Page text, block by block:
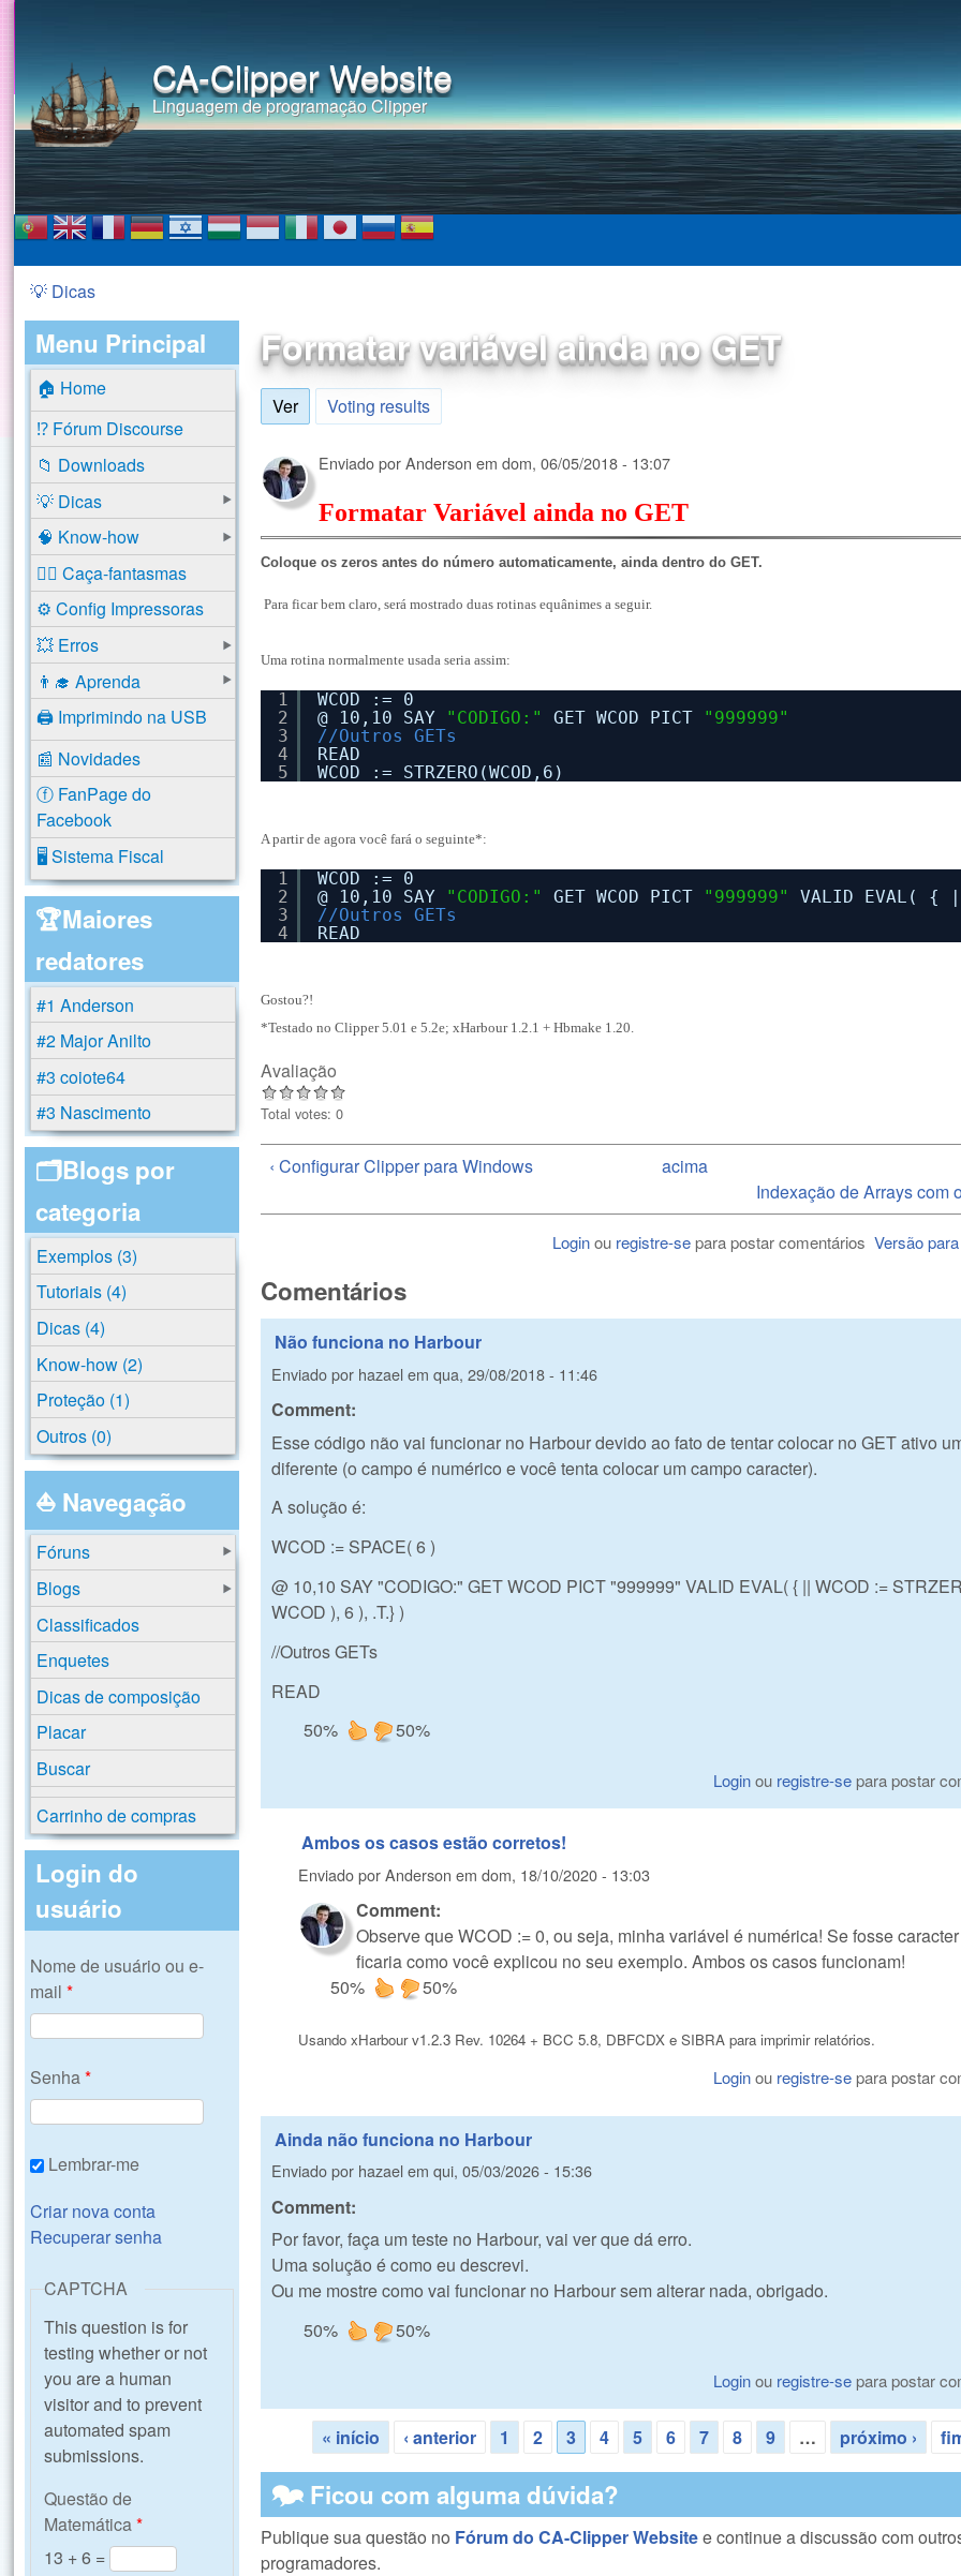
CA-Clipper Website
Linguagem de programação Clipper
Você está aqui
💡 Dicas
Formatar variável ainda no GET
Ver(aba ativa)
Voting results
Enviado porAnderson emdom, 06/05/2018 - 13:07
Formatar Variável ainda no GET
Coloque os zeros antes do número automaticamente, ainda dentro do GET.
Para ficar bem claro, será mostrado duas rotinas equânimes a seguir.
Uma rotina normalmente usada seria assim:
1
2
3
4
5
WCOD := 0
@ 10,10 SAY "CODIGO:" GET WCOD PICT "999999"
//Outros GETs
READ
WCOD := STRZERO(WCOD,6)
A partir de agora você fará o seguinte*:
1
2
3
4
WCOD := 0
@ 10,10 SAY "CODIGO:" GET WCOD PICT "999999"
VALID EVAL( {
//Outros GETs
READ
Gostou?!
*Testado no Clipper 5.01 e 5.2e; xHarbour 1.2.1 + Hbmake 1.20.
Avaliação
Total votes: 0
‹ Configurar Clipper para Windows
acima
Indexação de Arrays com
Versão
Loginou registre-separa postar comentários
Comentários
Não funciona no Harbour
Enviado por hazaelemqua, 29/08/2018 - 11:46
Comment:
Esse código não vai funcionar no Harbour devido ao fato de tentar colocar no GET ativo
diferente (o campo é numérico e você tenta colocar um campo caracter).
A solução é:
WCOD := SPACE( 6 )
@ 10,10 SAY "CODIGO:" GET WCOD PICT "999999" VALID EVAL( { || WCOD :=
WCOD ), 6 ), .T.} )
//Outros GETs
READ
50%
50%
Loginou registre-separa postar
Ambos os casos estão corretos!
Enviado porAnderson emdom, 18/10/2020 - 13:03
Comment:
Observe que WCOD := 0, ou seja, minha variável é numérica! Se fosse
ficaria como você explicou no seu exemplo. Ambos os casos funcionam!
50%
50%
Usando xHarbour v1.2.3 Rev. 10264 + BCC 5.8, DBFCDX e SIBRA para imprimir relatórios.
Loginou registre-separa postar
Ainda não funciona no Harbour
Enviado por hazaelemqui, 05/03/2026 - 15:36
Comment:
Por favor, faça um teste no Harbour, vai ver que dá erro.
Uma solução é como eu descrevi.
Ou me mostre como vai funcionar no Harbour sem alterar nada, obrigado.
50%
50%
Loginou registre-separa postar
Páginas
« início ‹ anterior 1 2 3 4 5 6 7 8 9 … próximo ›
🗫 Ficou com alguma dúvida?
Publique sua questão no Fórum do CA-Clipper Websitee continue a discussão com
programadores.
Menu Principal
🏠 Home
⁉️ Fórum Discourse
📁 Downloads
💡 Dicas
🧠 Know-how
🕵️‍♂️ Caça-fantasmas
⚙️ Config Impressoras
💥 Erros
👨‍🎓 Aprenda
🖨️ Imprimindo na USB
📰 Novidades
ⓕ FanPage do
Facebook
🖥️ Sistema Fiscal
🏆Maiores
redatores
#1 Anderson
#2 Major Anilto
#3 coiote64
#3 Nascimento
🗂️Blogs por
categoria
Exemplos (3)
Tutoriais (4)
Dicas (4)
Know-how (2)
Proteção (1)
Outros (0)
⛵ Navegação
Fóruns
Blogs
Classificados
Enquetes
Dicas de composição
Placar
Buscar
Carrinho de compras
Login do
usuário
Nome de usuário ou e-
mail*
Senha*
Lembrar-me
Criar nova conta
Recuperar senha
CAPTCHA
This question is for
testing whether or not
you are a human
visitor and to prevent
automated spam
submissions.
Questão de
Matemática*
13 + 6 =